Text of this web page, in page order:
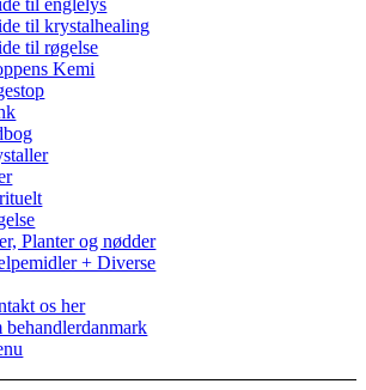
til englelys
til krystalhealing
til røgelse
Kemi
Planter og nødder
+ Diverse
os her
behandlerdanmark